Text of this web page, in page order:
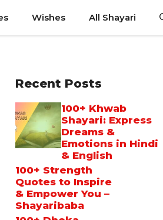
Wishes All Shayari
Recent Posts
100+ Khwab
Shayari: Express
Dreams &
Emotions in Hindi
& English
100+ Strength
Quotes to Inspire
& Empower You –
Shayaribaba